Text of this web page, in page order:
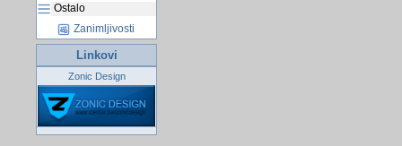
Ostalo
Zanimljivosti
Linkovi
Zonic Design